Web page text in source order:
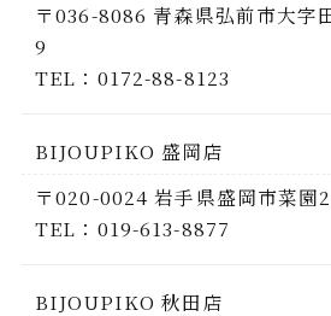
〒036-8086 青森県弘前市大字
9
TEL：0172-88-8123
BIJOUPIKO 盛岡店
〒020-0024 岩手県盛岡市菜園
TEL：019-613-8877
BIJOUPIKO 秋田店